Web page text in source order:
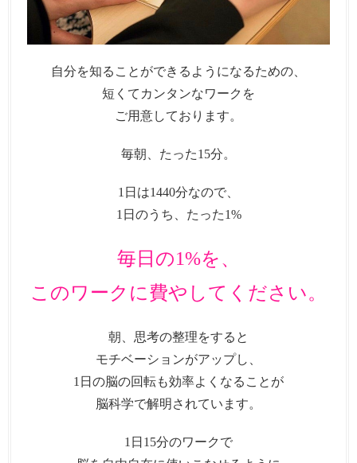
自分を知ることができるようになるための、
短くてカンタンなワークを
ご用意しております。
毎朝、たった15分。
1日は1440分なので、
1日のうち、たった1%
毎日の1%を、
このワークに費やしてください。
朝、思考の整理をすると
モチベーションがアップし、
1日の脳の回転も効率よくなることが
脳科学で解明されています。
1日15分のワークで